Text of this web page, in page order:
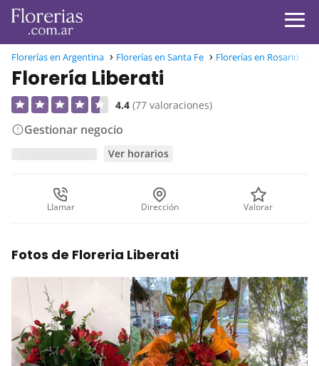
Florerías en Argentina Florerías en Santa Fe Florerías en Rosario
Florería Liberati
4.4 (77 valoraciones)
Gestionar negocio
Ver horarios
Llamar Dirección Valorar
Fotos de Floreria Liberati